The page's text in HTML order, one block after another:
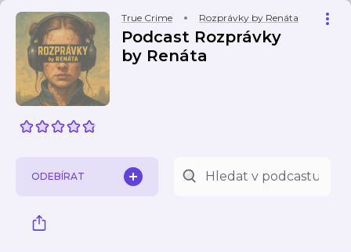
True Crime Rozprávky by Renáta
Podcast Rozprávky
by Renáta
ODEBÍRAT